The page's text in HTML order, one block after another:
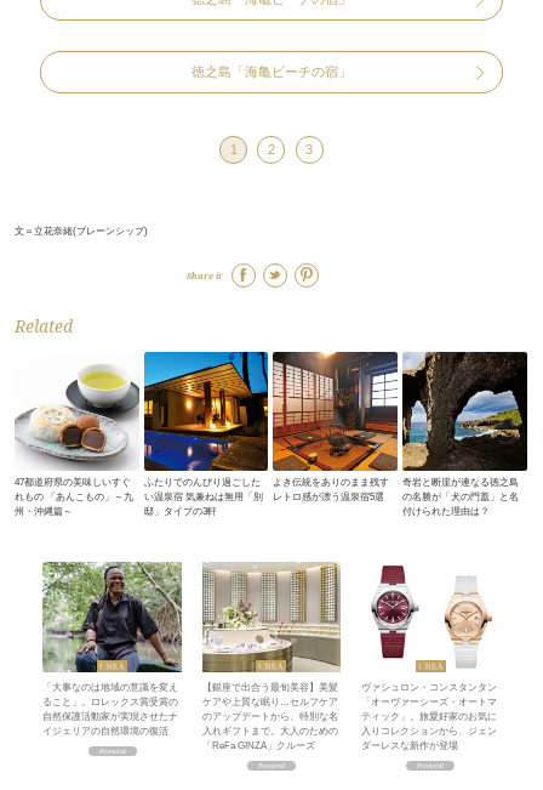
徳之島「海亀ビーチの宿」
1 2 3
文＝立花奈緒(ブレーンシップ)
Share it
Related
47都道府県の美味しいすぐ
れもの 「あんこもの」～九
州・沖縄篇～
ふたりでのんびり過ごした
い温泉宿 気兼ねは無用「別
邸」タイプの3軒
よき伝統をありのまま残す
レトロ感が漂う温泉宿5選
奇岩と断崖が連なる徳之島
の名勝が「犬の門蓋」と名
付けられた理由は？
「大事なのは地域の意識を変え
ること」。ロレックス賞受賞の
自然保護活動家が実現させたナ
イジェリアの自然環境の復活
【銀座で出合う最旬美容】美髪
ケアや上質な眠り…セルフケア
のアップデートから、特別な名
入れギフトまで。大人のための
「ReFa GINZA」クルーズ
ヴァシュロン・コンスタンタン
「オーヴァーシーズ・オートマ
ティック」。旅愛好家のお気に
入りコレクションから、ジェン
ダーレスな新作が登場